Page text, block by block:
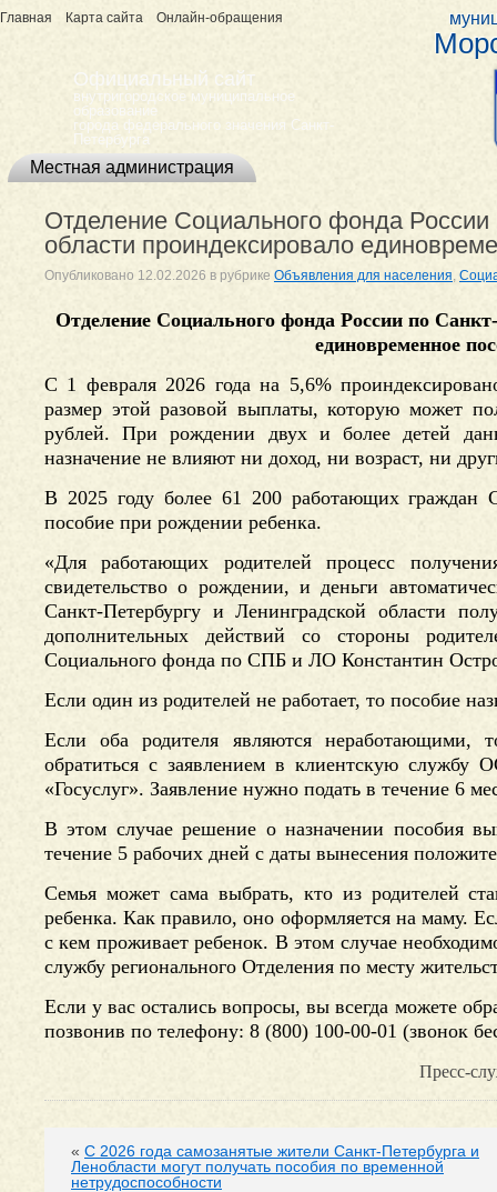
Главная Карта сайта Онлайн-обращения
Официальный сайт
внутригородское муниципальное
образование
города федерального значения Санкт-
Петербурга
Местная администрация
Отделение Социального фонда России
области проиндексировало
Опубликовано 12.02.2026 в рубрике Объявления для населения,
Отделение Социального фонда России по
единовременное
С 1 февраля 2026 года на 5,6%
размер этой разовой выплаты, которую может
рублей. При рождении двух и более детей
назначение не влияют ни доход, ни возраст, ни
В 2025 году более 61 200 работающих граждан
пособие при рождении ребенка.
«Для работающих родителей процесс
свидетельство о рождении, и деньги
Санкт-Петербургу и Ленинградской области
дополнительных действий со стороны
Социального фонда по СПБ и ЛО Константин
Если один из родителей не работает, то пособие
Если оба родителя являются
обратиться с заявлением в клиентскую
«Госуслуг». Заявление нужно подать в течение 6
В этом случае решение о назначении пособия
течение 5 рабочих дней с даты вынесения
Семья может сама выбрать, кто из родителей
ребенка. Как правило, оно оформляется на маму.
с кем проживает ребенок. В этом случае
службу регионального Отделения по месту
Если у вас остались вопросы, вы всегда можете
позвонив по телефону: 8 (800) 100-00-01 (звонок
Пресс-
« С 2026 года самозанятые жители Санкт-Петербурга и
Ленобласти могут получать пособия по временной
нетрудоспособности